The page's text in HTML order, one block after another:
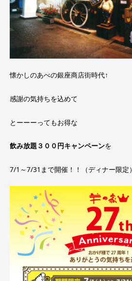
懐かしのあべの銀座商店街時代↑
感謝の気持ちを込めて
とーーーってもお得な
飲み放題３００円キャンペーンを
7/1～7/31まで開催！！（ディナー限定）